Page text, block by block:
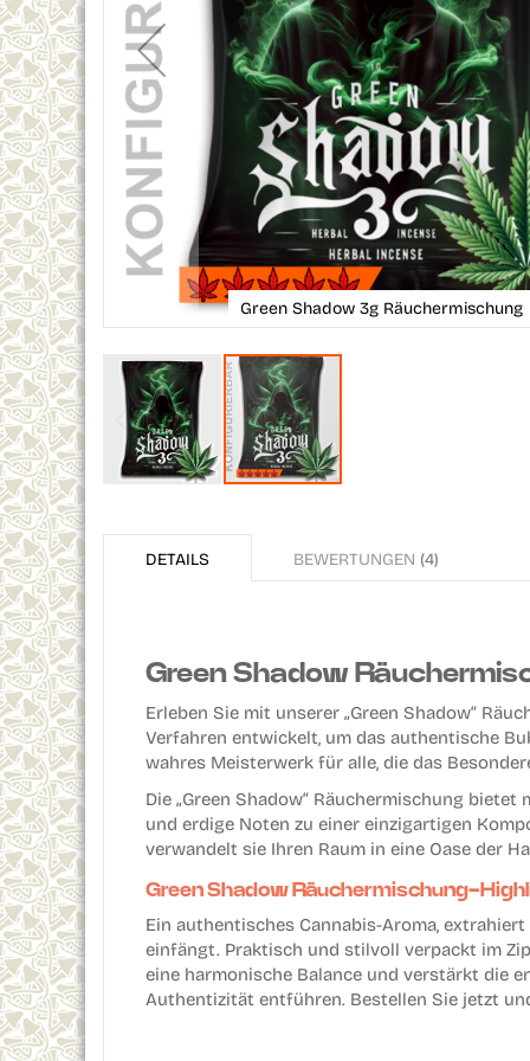
Green Shadow 3g Räuchermischung
the
beginningDETAILS
Green Shadow
Erleben Sie mit unserer „Green Shadow“
Verfahren entwickelt, um das authentische
wahres Meisterwerk für alle, die das
Die „Green Shadow“ Räuchermischung
und erdige Noten zu einer einzigartigen
verwandelt sie Ihren Raum in eine Oase der
Green Shadow Räuchermischung-
Ein authentisches Cannabis-Aroma,
einfängt. Praktisch und stilvoll verpackt im
eine harmonische Balance und verstärkt die
Authentizität entführen. Bestellen Sie jetzt
BEWERTUNGEN 4